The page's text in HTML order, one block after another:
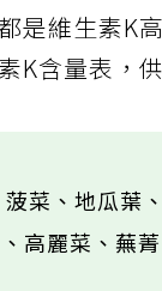
是維生素K
K含量表，
菠菜、地瓜葉
高麗菜、蕪